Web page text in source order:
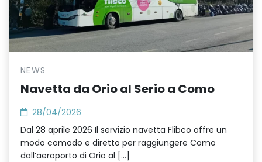
NEWS
Navetta da Orio al Serio a Como
28/04/2026
Dal 28 aprile 2026 Il servizio navetta Flibco offre un
modo comodo e diretto per raggiungere Como
dall’aeroporto di Orio al […]